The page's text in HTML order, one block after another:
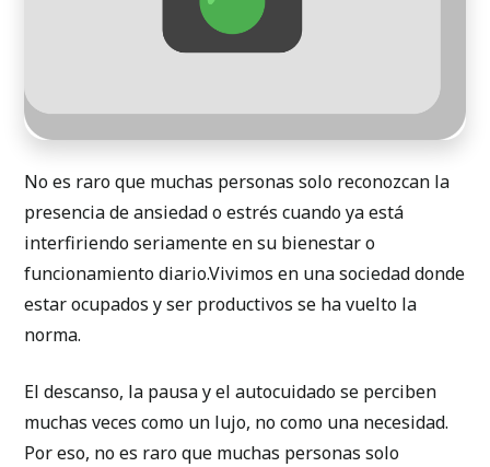
No es raro que muchas personas solo reconozcan la
presencia de ansiedad o estrés cuando ya está
interfiriendo seriamente en su bienestar o
funcionamiento diario.Vivimos en una sociedad donde
estar ocupados y ser productivos se ha vuelto la
norma.
El descanso, la pausa y el autocuidado se perciben
muchas veces como un lujo, no como una necesidad.
Por eso, no es raro que muchas personas solo